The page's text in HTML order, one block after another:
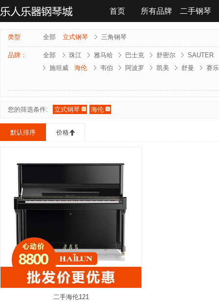
首页 所有品牌 二手钢琴
联系我们
类型 全部 立式钢琴 三角钢琴
品牌： 全部 珠江 雅马哈 巴士克 舒密尔
SAUTER
施坦威
海伦 韦伯 阿波罗 凯美 舒曼
赛
您的筛选条件: 立式钢琴 海伦
默认排序 价格
二手海伦121